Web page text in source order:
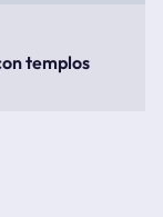
templos